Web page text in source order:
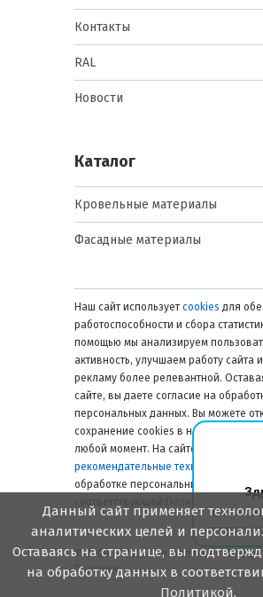
Мы
вопросы
Контакты
RAL
Новости
Каталог
Кровельные материалы
Фасадные материалы
Наш сайт использует cookies для
работоспособности и сбора
помощью мы анализируем
активность, улучшаем работу сайта
рекламу более релевантной.
сайте, вы даете согласие на
персональных данных. Вы можете
сохранение cookies в настройках
любой момент. На сайте также
рекомендательные технологии
обработке персональных данных — в
Политике
© 2006 — 2026. Металлинвест
Воронеж
Данный сайт применяет
аналитических целей и
Оставаясь на странице, вы
на обработку данных в
Политикой.